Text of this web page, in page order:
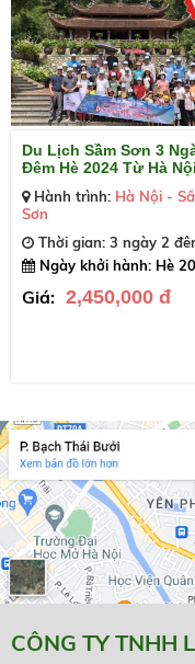
Du Lịch Sầm Sơn 3
Đêm Hè 2024 Từ Hà Nội
Hành trình: Hà Nội -
Sơn
Thời gian: 3 ngày 2
Ngày khởi hành: Hè
Giá: 2,450,000 đ
CÔNG TY TNHH